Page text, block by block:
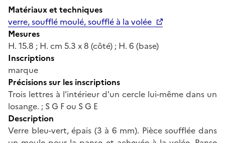
Matériaux et techniques
verre, soufflé moulé, soufflé à la volée
Mesures
H. 15.8 ; H. cm 5.3 x 8 (côté) ; H. 6 (base)
Inscriptions
marque
Précisions sur les inscriptions
Trois lettres à l'intérieur d'un cercle lui-même dans un
losange. ; S G F ou S G E
Description
Verre bleu-vert, épais (3 à 6 mm). Pièce soufflée dans